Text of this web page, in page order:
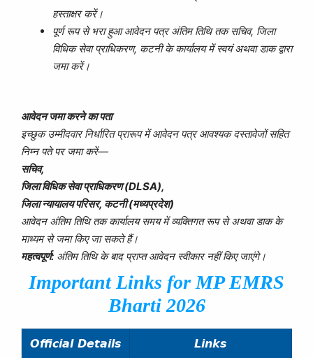
हस्ताक्षर करें।
पूर्ण रूप से भरा हुआ आवेदन पत्र अंतिम तिथि तक सचिव, जिला
विधिक सेवा प्राधिकरण, कटनी के कार्यालय में स्वयं अथवा डाक द्वारा
जमा करें।
आवेदन जमा करने का पता
इच्छुक उम्मीदवार निर्धारित प्रारूप में आवेदन पत्र आवश्यक दस्तावेजों सहित
निम्न पते पर जमा करें—
सचिव,
जिला विधिक सेवा प्राधिकरण (DLSA),
जिला न्यायालय परिसर, कटनी (मध्यप्रदेश)
आवेदन अंतिम तिथि तक कार्यालय समय में व्यक्तिगत रूप से अथवा डाक के
माध्यम से जमा किए जा सकते हैं।
महत्वपूर्ण: अंतिम तिथि के बाद प्राप्त आवेदन स्वीकार नहीं किए जाएंगे।
Important Links for MP EMRS
Bharti 2026
Official Details Links